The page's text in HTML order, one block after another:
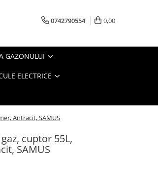
0742790554 0,00
GAZONULUI
ELECTRICE
Antracit, SAMUS
cuptor 55L,
SAMUS